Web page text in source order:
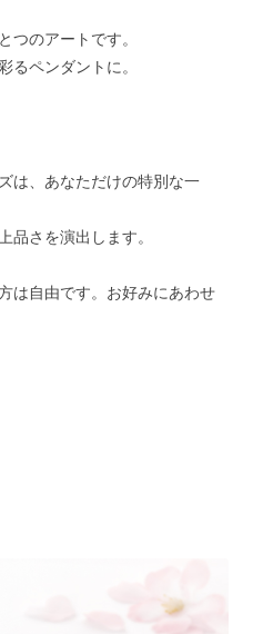
つのアートです。
るペンダントに。
は、あなただけの特別な一
品さを演出します。
は自由です。お好みにあわせ